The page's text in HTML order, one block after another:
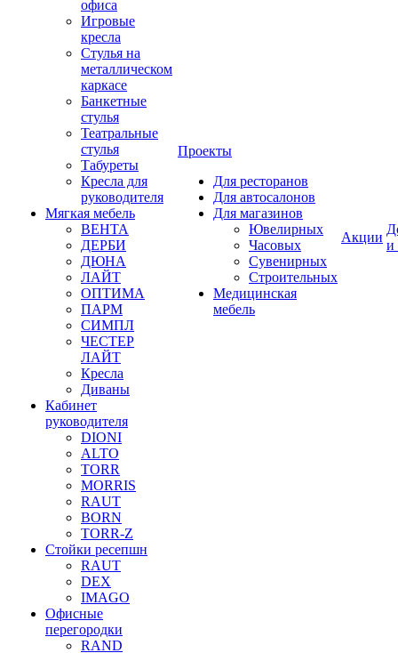
офиса
Игровые
кресла
Стулья на
металлическом
каркасе
Банкетные
стулья
Театральные
стулья
Табуреты
Кресла для
руководителя
Мягкая мебель
ВЕНТА
ДЕРБИ
ДЮНА
ЛАЙТ
ОПТИМА
ПАРМ
СИМПЛ
ЧЕСТЕР
ЛАЙТ
Кресла
Диваны
Кабинет
руководителя
DIONI
ALTO
TORR
MORRIS
RAUT
BORN
TORR-Z
Стойки ресепшн
RAUT
DEX
IMAGO
Офисные
перегородки
RAND
Проекты
Для ресторанов
Для автосалонов
Для магазинов
Ювелирных
Часовых
Сувенирных
Строительных
Медицинская
мебель
Акции
и